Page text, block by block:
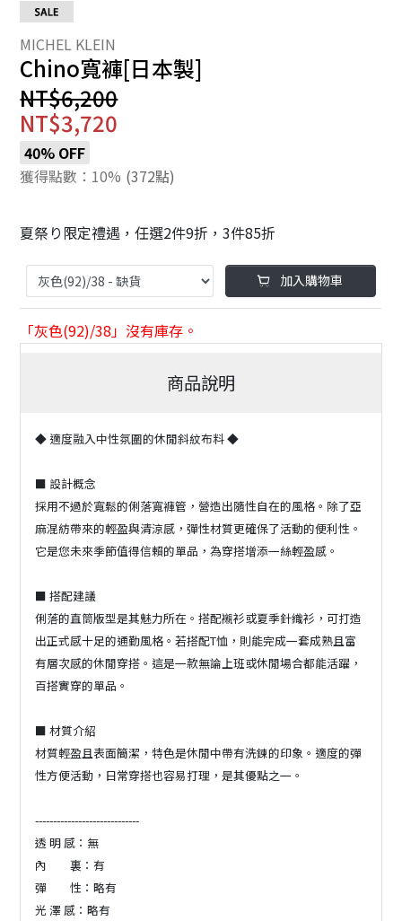
Chino寬褲[日本製]
NT$6,200
NT$3,720
40% OFF
獲得點數：10% (372點)
夏祭り限定禮遇，任選2件9折，3件85折
加入購物車
「灰色(92)/38」沒有庫存。
商品說明
◆ 適度融入中性氛圍的休閒斜紋布料 ◆
■ 設計概念
採用不過於寬鬆的俐落寬褲管，營造出隨性自在的風格。除了亞
麻混紡帶來的輕盈與清涼感，彈性材質更確保了活動的便利性。
它是您未來季節值得信賴的單品，為穿搭增添一絲輕盈感。
■ 搭配建議
俐落的直筒版型是其魅力所在。搭配襯衫或夏季針織衫，可打造
出正式感十足的通勤風格。若搭配T恤，則能完成一套成熟且富
有層次感的休閒穿搭。這是一款無論上班或休閒場合都能活躍，
百搭實穿的單品。
■ 材質介紹
材質輕盈且表面簡潔，特色是休閒中帶有洗鍊的印象。適度的彈
性方便活動，日常穿搭也容易打理，是其優點之一。
-----------------------------
透 明 感：無
內 裏：有
彈 性：略有
光 澤 感：略有